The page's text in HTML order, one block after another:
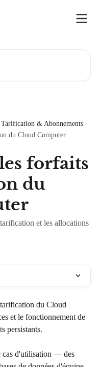
Tarification & Abonnements
du Cloud Computer
forfaits
du
et les allocations
du Cloud
et le fonctionnement de
persistants.
cas d'utilisation — des